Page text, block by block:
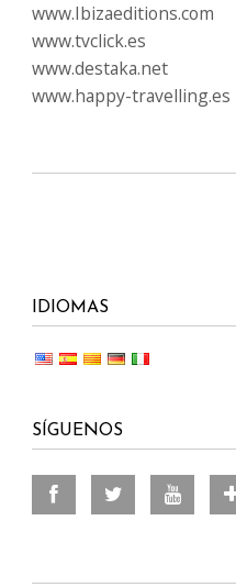
www.Ibizaeditions.com
www.tvclick.es
www.destaka.net
www.happy-travelling.es
IDIOMAS
SÍGUENOS